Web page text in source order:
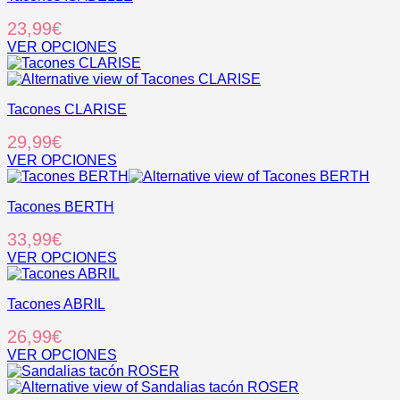
Las
opciones
se
pueden
en
página
de
producto
23,99€
VER OPCIONES
Este
producto
múltiples
Las
opciones
se
elegir
la
página
de
Tacones CLARISE
29,99€
VER OPCIONES
Este
tiene
variantes.
Las
opciones
pueden
en
la
página
de
Tacones BERTH
33,99€
VER OPCIONES
Este
tiene
variantes.
Las
opciones
se
Tacones ABRIL
26,99€
VER OPCIONES
Este
producto